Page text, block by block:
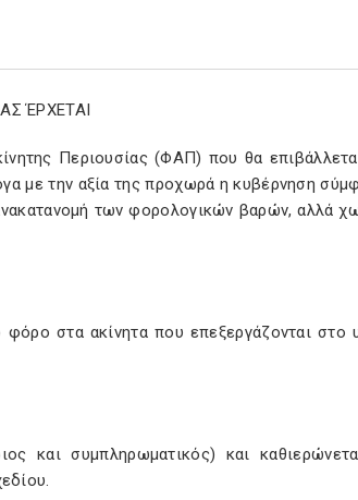
ΈΡΧΕΤΑΙ
Περιουσίας (ΦΑΠ) που θα
με την αξία της προχωρά η κυβέρνηση
των φορολογικών βαρών, αλλά
στα ακίνητα που επεξεργάζονται στο
και συμπληρωματικός) και